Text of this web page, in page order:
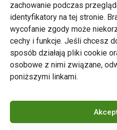
zachowanie podczas
identyfikatory na tej stronie.
wycofanie zgody może
cechy i funkcje. Jeśli chcesz
sposób działają pliki cookie
osobowe z nimi związane,
poniższymi linkami.
Zarząd Transportu
Napisz do nas
tel. 61 646 33 44
ul. Matejki 59, 60-770